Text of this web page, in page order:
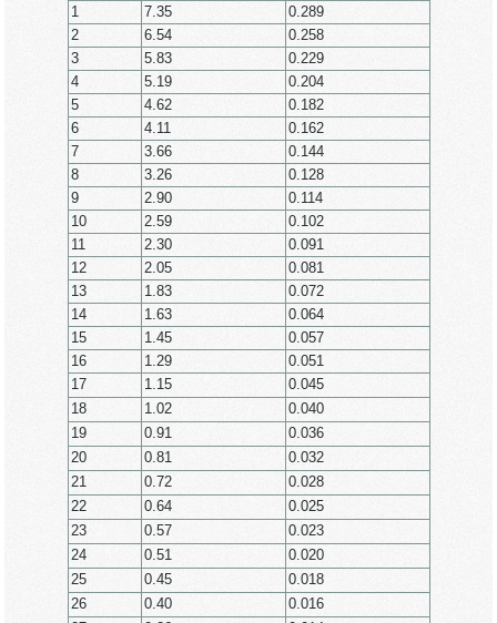
1
7.35
0.289
2
6.54
0.258
3
5.83
0.229
4
5.19
0.204
5
4.62
0.182
6
4.11
0.162
7
3.66
0.144
8
3.26
0.128
9
2.90
0.114
10
2.59
0.102
11
2.30
0.091
12
2.05
0.081
13
1.83
0.072
14
1.63
0.064
15
1.45
0.057
16
1.29
0.051
17
1.15
0.045
18
1.02
0.040
19
0.91
0.036
20
0.81
0.032
21
0.72
0.028
22
0.64
0.025
23
0.57
0.023
24
0.51
0.020
25
0.45
0.018
26
0.40
0.016